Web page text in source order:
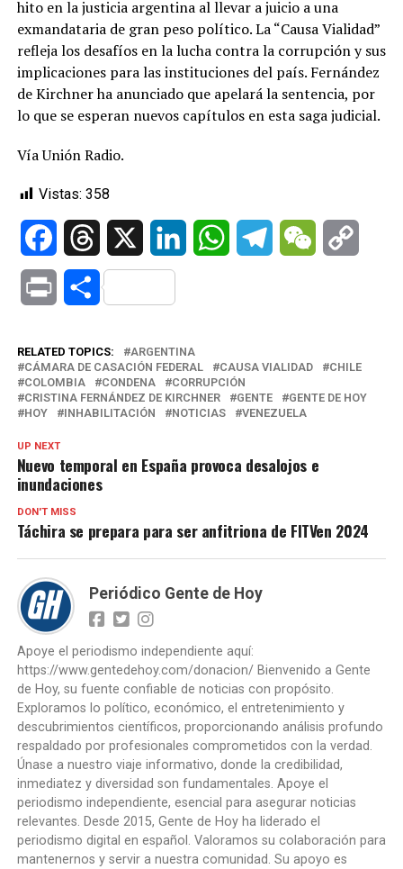
hito en la justicia argentina al llevar a juicio a una
exmandataria de gran peso político. La “Causa Vialidad”
refleja los desafíos en la lucha contra la corrupción y sus
implicaciones para las instituciones del país. Fernández
de Kirchner ha anunciado que apelará la sentencia, por
lo que se esperan nuevos capítulos en esta saga judicial.
Vía Unión Radio.
Vistas: 358
FacebookThreads LinkedIn WhatsAppTelegramWeChat
Print Compartir
RELATED TOPICS:
ARGENTINA
CÁMARA DE CASACIÓN FEDERAL
CAUSA VIALIDAD
CHILE
COLOMBIA
CONDENA
CORRUPCIÓN
CRISTINA FERNÁNDEZ DE KIRCHNER
GENTE
GENTE DE HOY
HOY
INHABILITACIÓN NOTICIAS VENEZUELA
UP NEXT
Nuevo temporal en España provoca desalojos e
inundaciones
DON'T MISS
Táchira se prepara para ser anfitriona de FITVen 2024
Periódico Gente de Hoy
Apoye el periodismo independiente aquí:
https://www.gentedehoy.com/donacion/ Bienvenido a Gente
de Hoy, su fuente confiable de noticias con propósito.
Exploramos lo político, económico, el entretenimiento y
descubrimientos científicos, proporcionando análisis profundo
respaldado por profesionales comprometidos con la verdad.
Únase a nuestro viaje informativo, donde la credibilidad,
inmediatez y diversidad son fundamentales. Apoye el
periodismo independiente, esencial para asegurar noticias
relevantes. Desde 2015, Gente de Hoy ha liderado el
periodismo digital en español. Valoramos su colaboración para
mantenernos y servir a nuestra comunidad. Su apoyo es